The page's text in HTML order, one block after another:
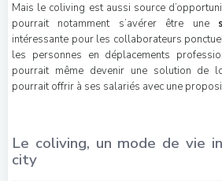
Mais le coliving est aussi source
pourrait notamment s’avérer être une
intéressante pour les collaborateurs
les personnes en déplacements
pourrait même devenir une solution de
pourrait offrir à ses salariés avec une
Le coliving, un mode de vie
city